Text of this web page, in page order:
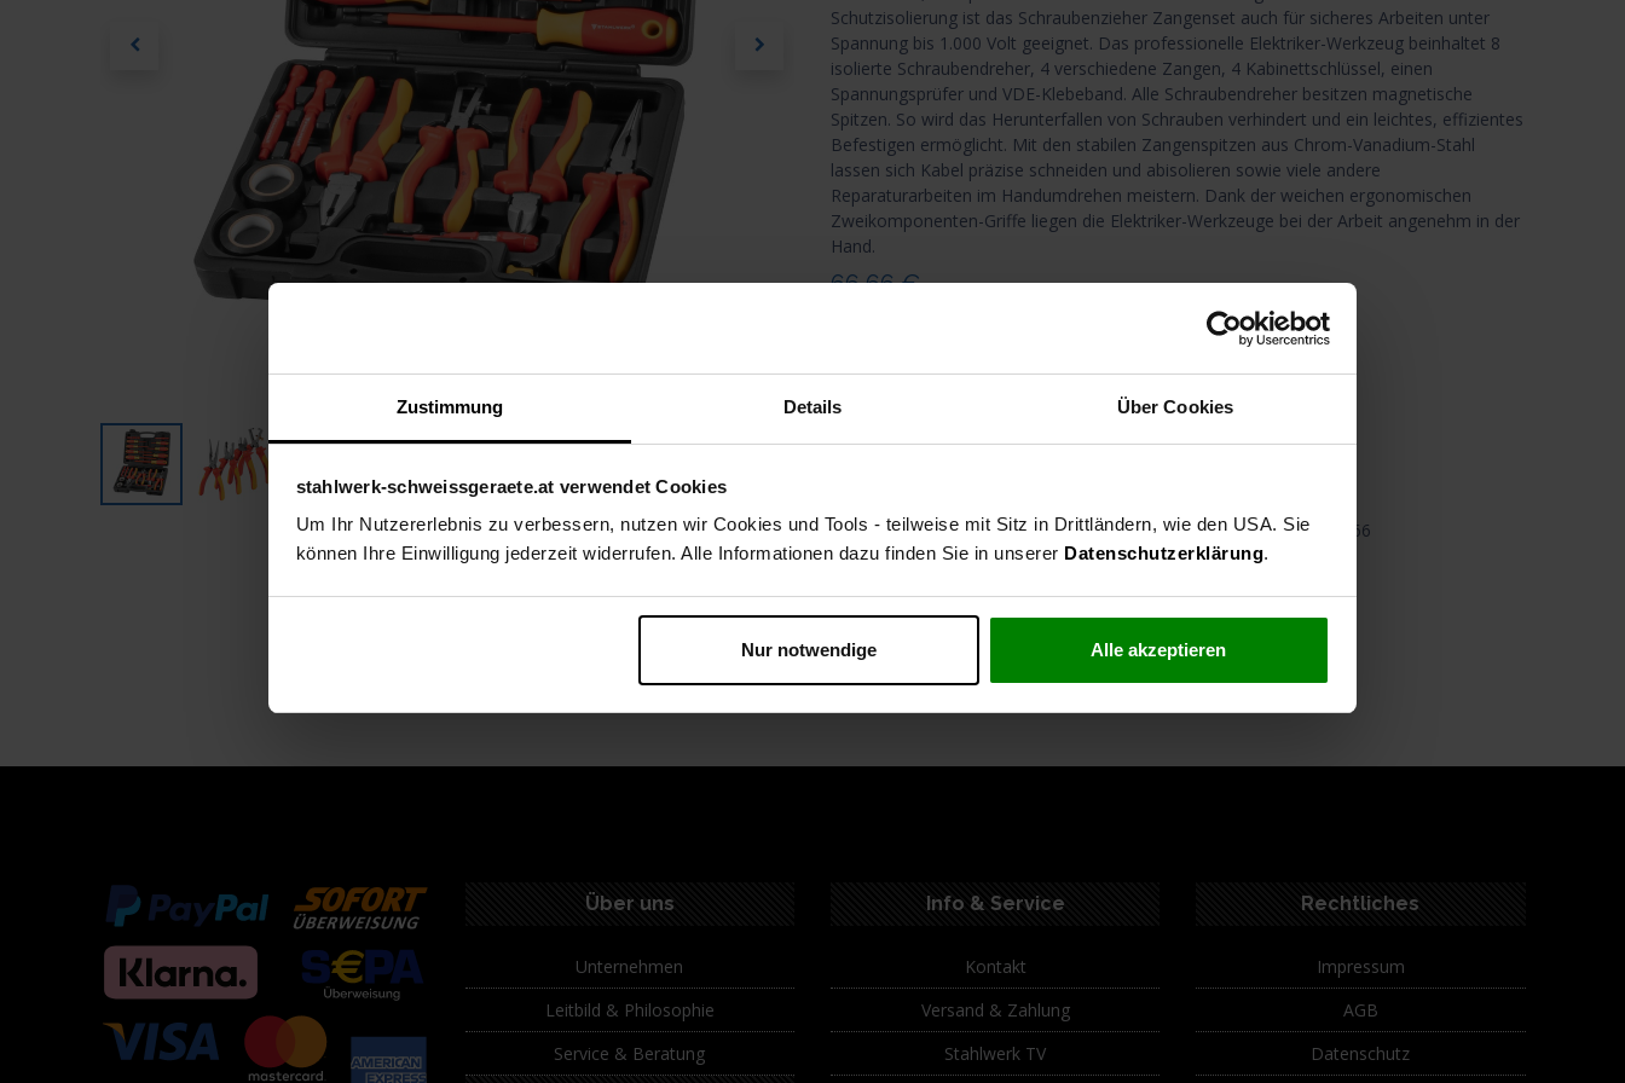
Zustimmung Details Über Cookies
stahlwerk-schweissgeraete.at verwendet Cookies
Um Ihr Nutzererlebnis zu verbessern, nutzen wir Cookies und Tools - teilweise mit Sitz in Drittländern, wie den USA. Sie
können Ihre Einwilligung jederzeit widerrufen. Alle Informationen dazu finden Sie in unserer Datenschutzerklärung.
Nur notwendige Alle akzeptieren
Schutzisolierung ist das Schraubenzieher Zangenset auch für sicheres Arbeiten unter
Spannung bis 1.000 Volt geeignet. Das professionelle Elektriker-Werkzeug beinhaltet 8
isolierte Schraubendreher, 4 verschiedene Zangen, 4 Kabinettschlüssel, einen
Spannungsprüfer und VDE-Klebeband. Alle Schraubendreher besitzen magnetische
Spitzen. So wird das Herunterfallen von Schrauben verhindert und ein leichtes, effizientes
Befestigen ermöglicht. Mit den stabilen Zangenspitzen aus Chrom-Vanadium-Stahl
lassen sich Kabel präzise schneiden und abisolieren sowie viele andere
Reparaturarbeiten im Handumdrehen meistern. Dank der weichen ergonomischen
Zweikomponenten-Griffe liegen die Elektriker-Werkzeuge bei der Arbeit angenehm in der
Hand.
66,66€
vergleichen auf die Wunschliste Teilen
Artikelnummer
4366
Über uns
Unternehmen
Leitbild & Philosophie
Service & Beratung
Info & Service
Kontakt
Versand & Zahlung
Stahlwerk TV
Rechtliches
Impressum
AGB
Datenschutz